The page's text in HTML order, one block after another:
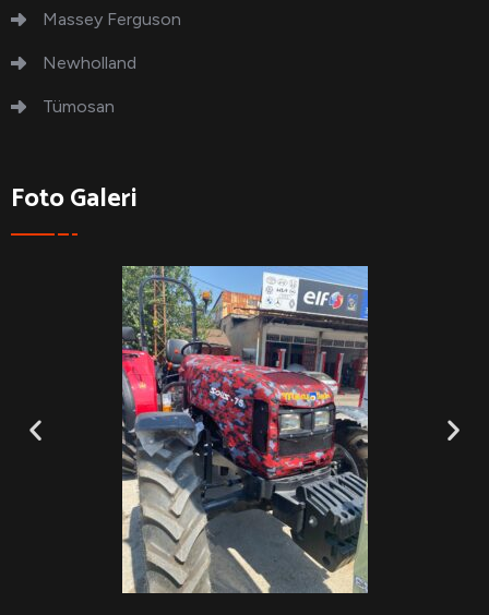
Massey Ferguson
Newholland
Tümosan
Foto Galeri